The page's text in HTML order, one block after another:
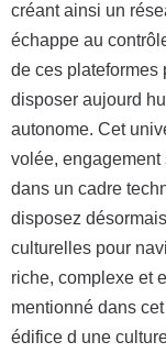
créant ainsi un
échappe au
de ces plateformes
disposer aujourd
autonome. Cet
volée, engagement
dans un cadre
disposez
culturelles pour
riche, complexe et
mentionné dans
édifice d une